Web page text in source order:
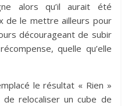
alors qu’il aurait été
de le mettre ailleurs pour
décourageant de subir
quelle qu’elle
le résultat « Rien »
relocaliser un cube de